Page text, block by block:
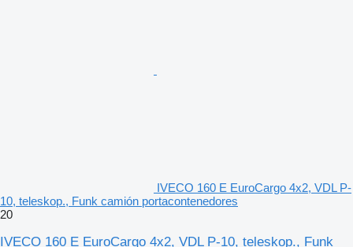
IVECO 160 E EuroCargo 4x2, VDL P-
10, teleskop., Funk camión portacontenedores
20
IVECO 160 E EuroCargo 4x2, VDL P-10, teleskop., Funk